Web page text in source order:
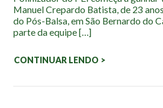
Atividades
Educação Ambiental
Manuel Crepardo Batista, de 23
do Pós-Balsa, em São Bernardo do
parte da equipe […]
CONTINUAR LENDO >